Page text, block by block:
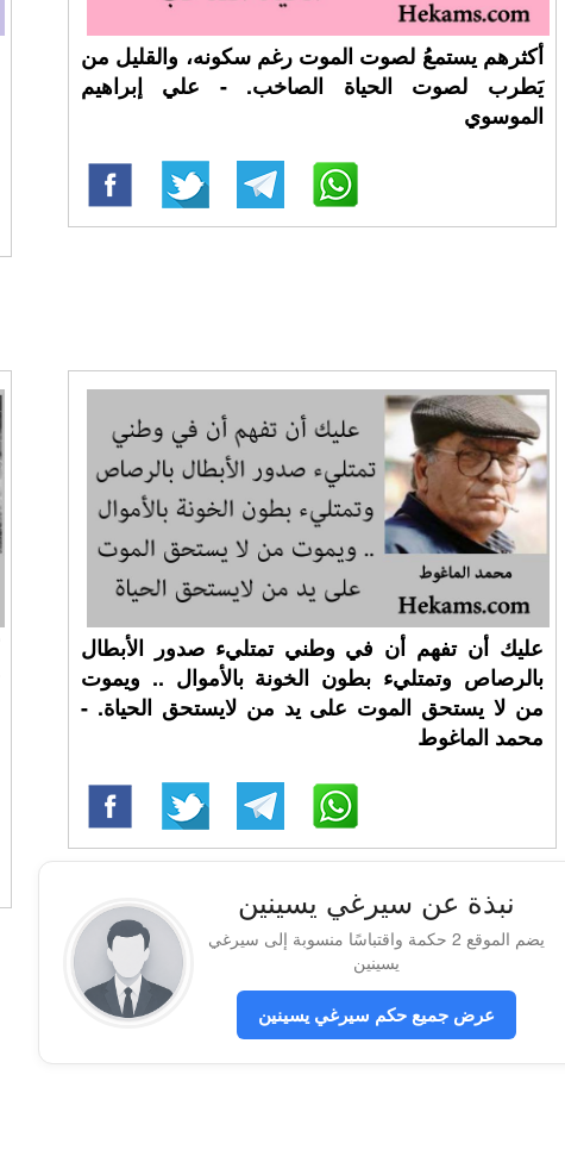
أكثرهم يستمعُ لصوت الموت رغم سكونه، والقليل من
يَطرب لصوت الحياة الصاخب. - علي إبراهيم
الموسوي
عليك أن تفهم أن في وطني تمتليء صدور الأبطال
بالرصاص وتمتليء بطون الخونة بالأموال .. ويموت
من لا يستحق الموت على يد من لايستحق الحياة. -
محمد الماغوط
نبذة عن سيرغي يسينين
يضم الموقع 2 حكمة واقتباسًا منسوبة إلى سيرغي
يسينين
عرض جميع حكم سيرغي يسينين